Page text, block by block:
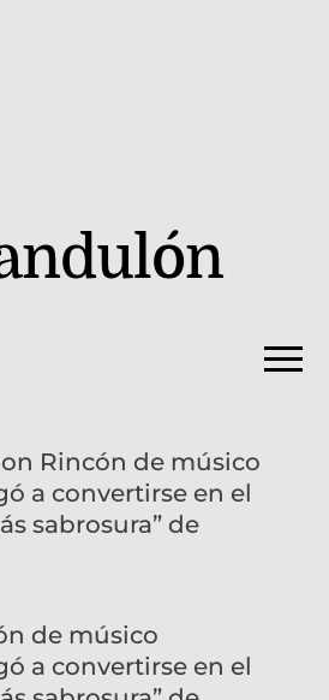
Rincón de músico
a convertirse en el
sabrosura” de